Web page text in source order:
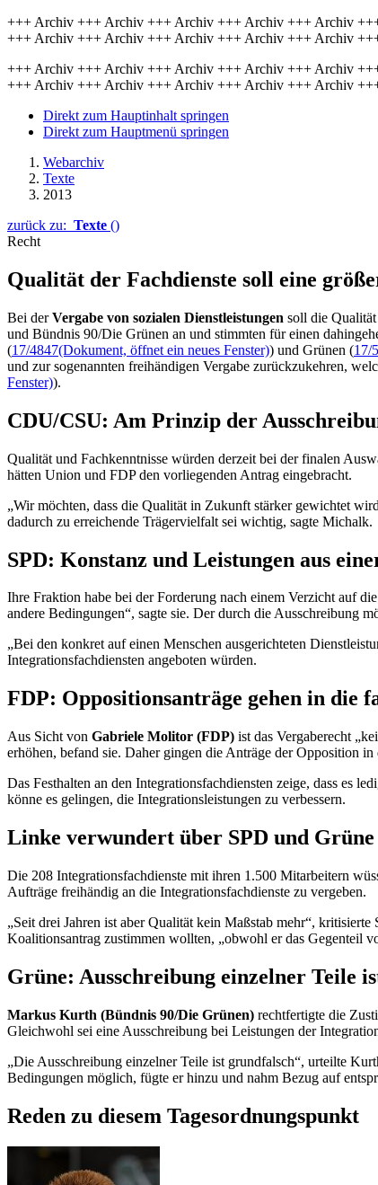
+++ Archiv +++ Archiv +++ Archiv +++ Archiv +++ Archiv
+++ Archiv +++ Archiv +++ Archiv +++ Archiv +++ Archiv
+++ Archiv +++ Archiv +++ Archiv +++ Archiv +++ Archiv
+++ Archiv +++ Archiv +++ Archiv +++ Archiv +++ Archiv
Direkt zum Hauptinhalt springen
Direkt zum Hauptmenü springen
Webarchiv
Texte
2013
zurück zu: Texte ()
Recht
Qualität der Fachdienste soll eine
Bei derVergabe von sozialen Dienstleistungen soll die
und Bündnis 90/Die Grünen an und stimmten für einen
(17/4847(Dokument, öffnet ein neues Fenster)) und Grünen (17/
und zur sogenannten freihändigen Vergabe zurückzukehren,
Fenster)).
CDU/CSU: Am Prinzip der
Qualität und Fachkenntnisse würden derzeit bei der finalen
hätten Union und FDP den vorliegenden Antrag eingebracht.
„Wir möchten, dass die Qualität in Zukunft stärker gewichtet
dadurch zu erreichende Trägervielfalt sei wichtig, sagte Michalk.
SPD: Konstanz und Leistungen aus
Ihre Fraktion habe bei der Forderung nach einem Verzicht auf
andere Bedingungen“, sagte sie. Der durch die Ausschreibung
„Bei den konkret auf einen Menschen ausgerichteten
Integrationsfachdiensten angeboten würden.
FDP: Oppositionsanträge gehen in die
Aus Sicht von Gabriele Molitor (FDP) ist das Vergaberecht
erhöhen, befand sie. Daher gingen die Anträge der Opposition
Das Festhalten an den Integrationsfachdiensten zeige, dass es
könne es gelingen, die Integrationsleistungen zu verbessern.
Linke verwundert über SPD und Grüne
Die 208 Integrationsfachdienste mit ihren 1.500 Mitarbeitern
Aufträge freihändig an die Integrationsfachdienste zu vergeben.
„Seit drei Jahren ist aber Qualität kein Maßstab mehr“,
Koalitionsantrag zustimmen wollten, „obwohl er das Gegenteil
Grüne: Ausschreibung einzelner Teile
Markus Kurth (Bündnis 90/Die Grünen) rechtfertigte die
Gleichwohl sei eine Ausschreibung bei Leistungen der
„Die Ausschreibung einzelner Teile ist grundfalsch“, urteilte
Bedingungen möglich, fügte er hinzu und nahm Bezug auf
Reden zu diesem Tagesordnungspunkt